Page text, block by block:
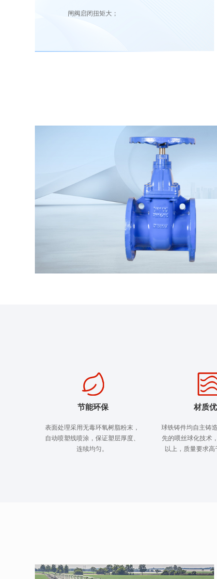
闸阀启闭扭矩大；
节能环保
表面处理采用无毒环氧树脂粉末，
自动喷塑线喷涂，保证塑层厚度、
连续均匀。
材质
球铁铸件均自主铸
先的喂丝球化技术
以上，质量要求